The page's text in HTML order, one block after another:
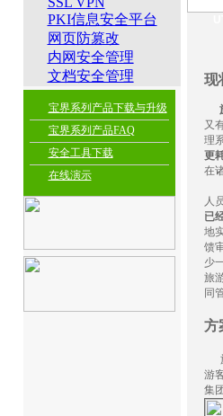
PKI信息安全平台
网页防篡改
内网安全管理
文档安全管理
宝界系列产品下载与升级
宝界系列产品FAQ
安全工具下载
在线演示
现
又
理
更
在
人
已
地
馈
少
旅
同
方
游
集